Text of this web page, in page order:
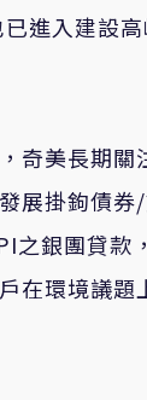
進入建設
，奇美長期
展掛鉤債
之銀團貸
在環境議